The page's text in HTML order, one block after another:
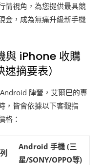
情視角，為您提供最具競
金，成為無痛升級新手機
與 iPhone 收購
摘要表）
陣營，艾爾巴的專
，皆會依據以下客觀指
格：
Android 手機 (三
星/SONY/OPPO等)